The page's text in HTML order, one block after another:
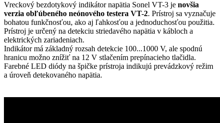
Vreckový bezdotykový indikátor napätia Sonel VT-3 je novšia
verzia obľúbeného neónového testera VT-2. Prístroj sa vyznačuje
bohatou funkčnosťou, ako aj ľahkosťou a jednoduchosťou použitia.
Prístroj je určený na detekciu striedavého napätia v kábloch a
elektrických zariadeniach.
Indikátor má základný rozsah detekcie 100...1000 V, ale spodnú
hranicu možno znížiť na 12 V stlačením prepínacieho tlačidla.
Farebné LED diódy na špičke prístroja indikujú prevádzkový režim
a úroveň detekovaného napätia.